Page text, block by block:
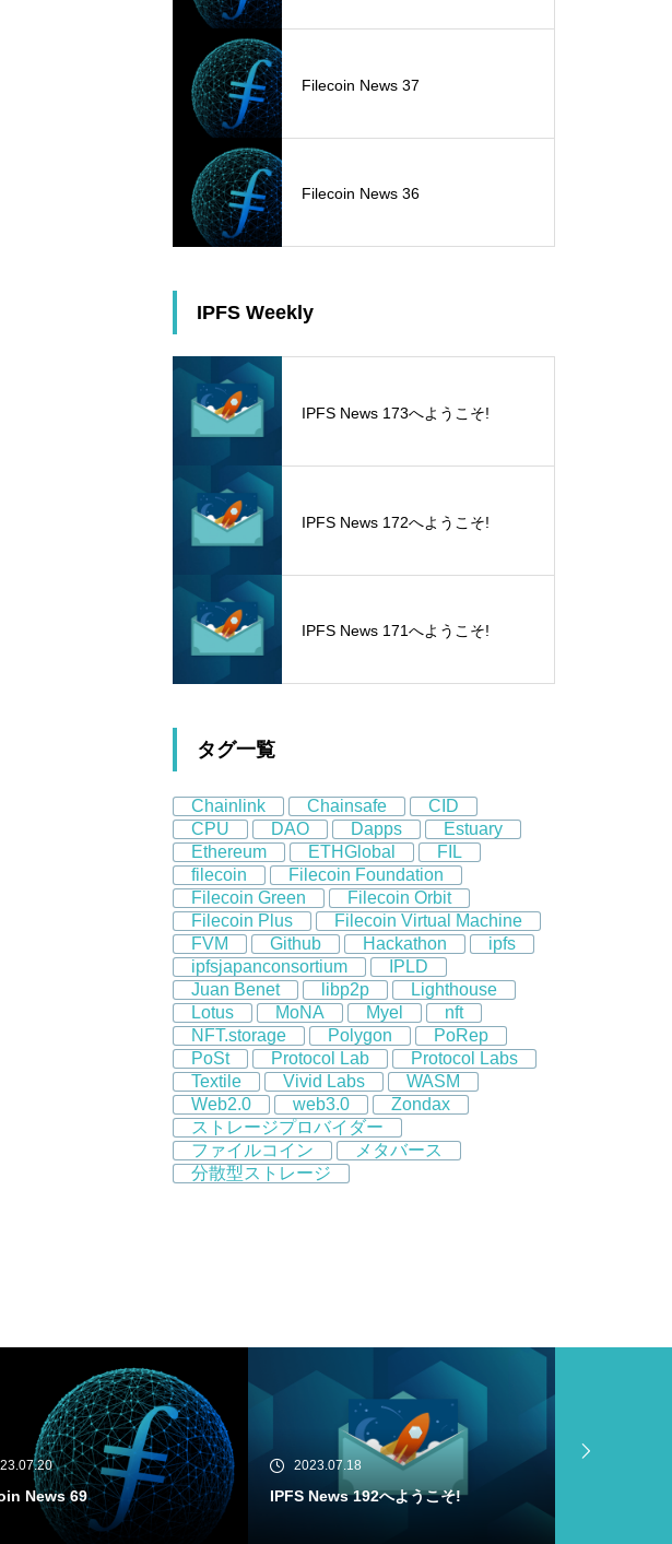
Filecoin News 37
Filecoin News 36
IPFS Weekly
IPFS News 173へようこそ!
IPFS News 172へようこそ!
IPFS News 171へようこそ!
タグ一覧
Chainlink Chainsafe
CID
CPU
DAO Dapps
Estuary
Ethereum
ETHGlobal
FIL
filecoin
Filecoin Foundation
Filecoin Green
Filecoin Orbit
Filecoin Plus
Filecoin Virtual Machine
FVM
Github Hackathon
ipfs
ipfsjapanconsortium
IPLD
Juan Benet
libp2p
Lighthouse
Lotus
MoNA Myel
nft
NFT.storage
Polygon
PoRep
PoSt
Protocol Lab
Protocol Labs
Textile
Vivid Labs
WASM
Web2.0
web3.0
Zondax
ストレージプロバイダー
ファイルコイン
メタバース
分散型ストレージ
192へようこそ!
2023.07.18
Filecoin Virtual Machine (FVM) Buil